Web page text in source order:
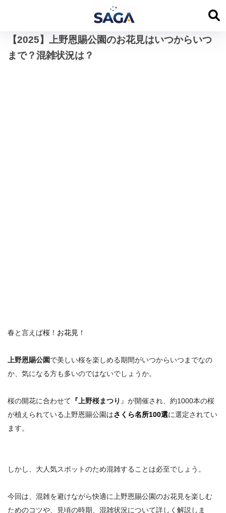
【2025】上野恩賜公園のお花見はいつからいつ
まで？混雑状況は？
春と言えば桜 ！ お花見 ！
上野恩賜公園で美しい桜を楽しめる期間がいつからいつまでなの
か 、気になる方も多いのではないでしょうか。
桜の開花に合わせて 『上野桜まつり 』が開催され、約1000本の桜
が植えられている上野恩賜公園はさくら名所100選に選定されてい
ます。
しかし、 大人気スポットのため混雑することは必至でしょう。
今回は、混雑を避けながら快適に上野恩賜公園のお花見を楽しむ
ためのコツや、見頃の時期、混雑状況について詳しく解説しま